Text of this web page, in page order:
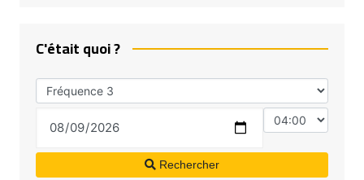
C'était quoi ?
Rechercher